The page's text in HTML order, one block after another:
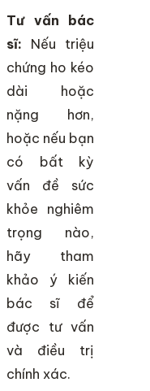
Tư vấn bác
sĩ: Nếu triệu
chứng ho kéo
dài hoặc
nặng hơn,
hoặc nếu bạn
có bất kỳ
vấn đề sức
khỏe nghiêm
trọng nào,
hãy tham
khảo ý kiến
bác sĩ để
được tư vấn
và điều trị
chính xác.